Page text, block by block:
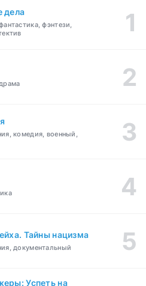
дела
фэнтези,
комедия, военный,
Тайны нацизма
документальный
Успеть на